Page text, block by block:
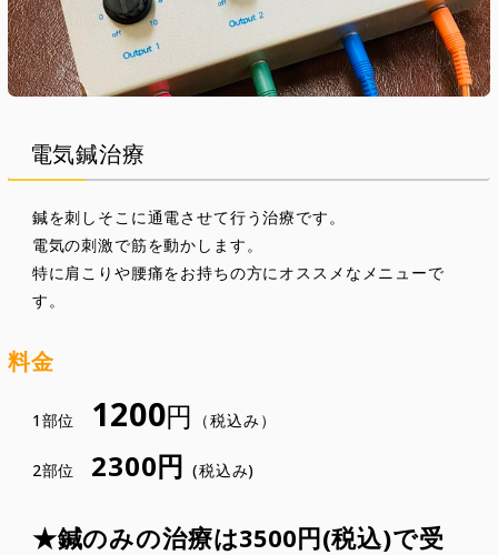
電気鍼治療
鍼を刺しそこに通電させて行う治療です。
電気の刺激で筋を動かします。
特に肩こりや腰痛をお持ちの方にオススメなメニューで
す。
料金
1部位 1200円 （税込み）
2部位 2300円(税込み)
★鍼のみの治療は3500円(税込)で受